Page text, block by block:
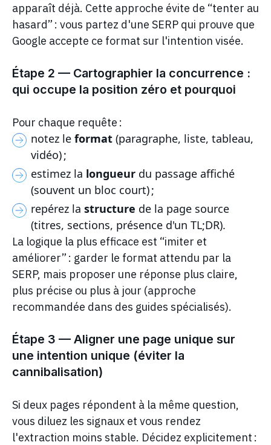
apparaît déjà. Cette approche évite de “tenter au
hasard” : vous partez d'une SERP qui prouve que
Google accepte ce format sur l'intention visée.
Étape 2 — Cartographier la concurrence :
qui occupe la position zéro et pourquoi
Pour chaque requête :
notez leformat (paragraphe, liste, tableau,
vidéo) ;
estimez la longueur du passage affiché
(souvent un bloc court) ;
repérez lastructure de la page source
(titres, sections, présence d'un TL;DR).
La logique la plus efficace est “imiter et
améliorer” : garder le format attendu par la
SERP, mais proposer une réponse plus claire,
plus précise ou plus à jour (approche
recommandée dans des guides spécialisés).
Étape 3 — Aligner une page unique sur
une intention unique (éviter la
cannibalisation)
Si deux pages répondent à la même question,
vous diluez les signaux et vous rendez
l'extraction moins stable. Décidez explicitement :